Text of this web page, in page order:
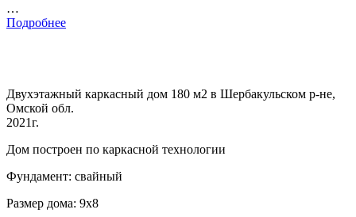
…
Подробнее
Двухэтажный каркасный дом 180 м2 в Шербакульском р-не,
Омской обл.
2021г.
Дом построен по каркасной технологии
Фундамент: свайный
Размер дома: 9х8